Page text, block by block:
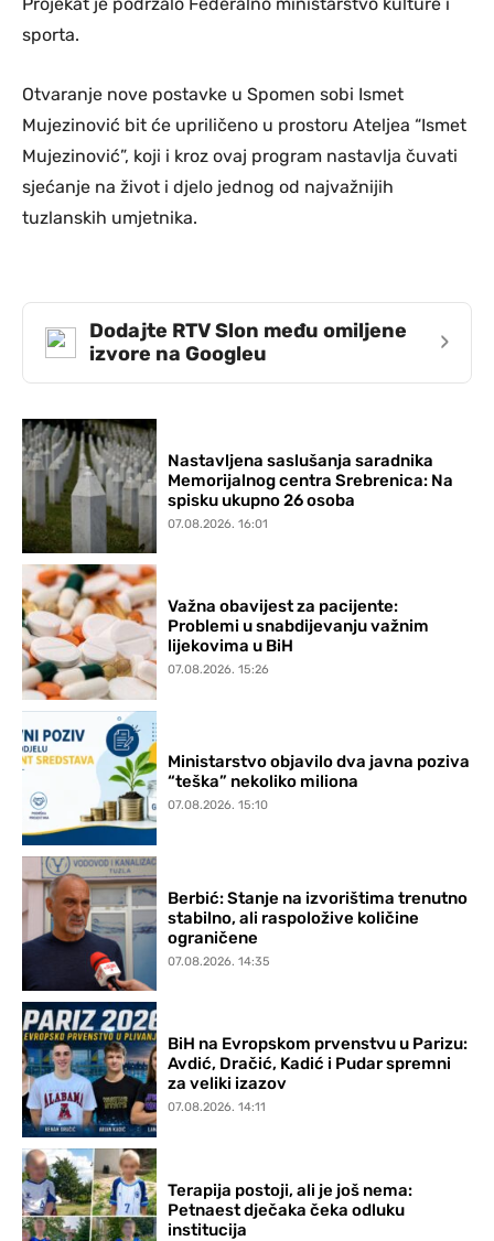
sporta.
Otvaranje nove postavke u Spomen sobi Ismet
Mujezinović bit će upriličeno u prostoru Ateljea “Ismet
Mujezinović”, koji i kroz ovaj program nastavlja čuvati
sjećanje na život i djelo jednog od najvažnijih
tuzlanskih umjetnika.
Dodajte RTV Slon među omiljene
izvore na Googleu
›
Nastavljena saslušanja saradnika
Memorijalnog centra Srebrenica: Na
spisku ukupno 26 osoba
07.08.2026. 16:01
Važna obavijest za pacijente:
Problemi u snabdijevanju važnim
lijekovima u BiH
07.08.2026. 15:26
Ministarstvo objavilo dva javna poziva
“teška” nekoliko miliona
07.08.2026. 15:10
Berbić: Stanje na izvorištima trenutno
stabilno, ali raspoložive količine
ograničene
07.08.2026. 14:35
BiH na Evropskom prvenstvu u Parizu:
Avdić, Dračić, Kadić i Pudar spremni
za veliki izazov
07.08.2026. 14:11
Terapija postoji, ali je još nema:
Petnaest dječaka čeka odluku
institucija